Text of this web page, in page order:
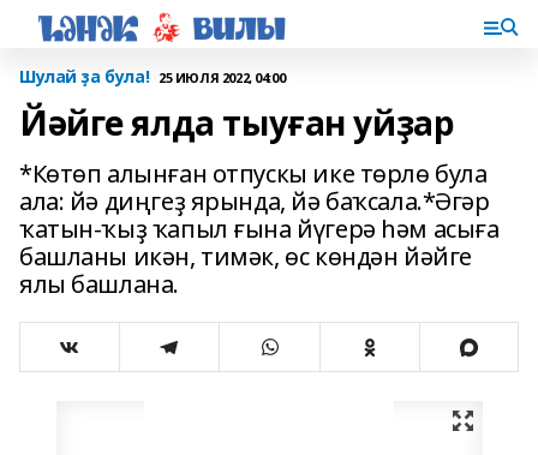
Шулай ҙа була! 25 ИЮЛЯ 2022, 04:00
Йәйге ялда тыуған уйҙар
*Көтөп алынған отпускы ике төрлө була
ала: йә диңгеҙ ярында, йә баҡсала.*Әгәр
ҡатын-ҡыҙ ҡапыл ғына йүгерә һәм асыға
башланы икән, тимәк, өс көндән йәйге
ялы башлана.